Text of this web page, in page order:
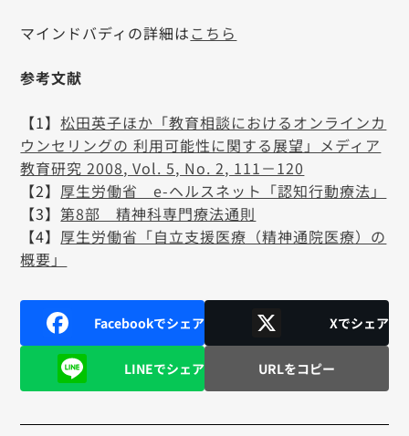
マインドバディの詳細はこちら
参考文献
【1】松田英子ほか「教育相談におけるオンラインカ
ウンセリングの 利用可能性に関する展望」メディア
教育研究 2008, Vol. 5, No. 2, 111－120
【2】 厚生労働省 e-ヘルスネット「認知行動療法」
【3】第8部 精神科専門療法通則
【4】 厚生労働省「自立支援医療（精神通院医療）の
概要」
Facebookでシェア Xでシェア
LINEでシェア URLをコピー